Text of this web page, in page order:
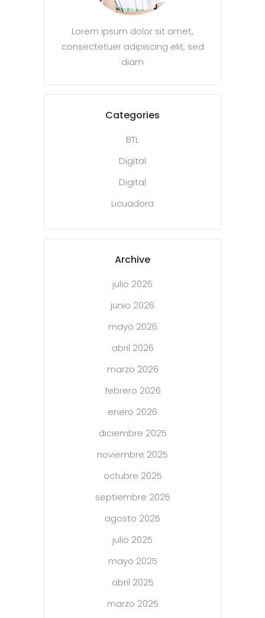
Lorem ipsum dolor sit amet,
consectetuer adipiscing elit, sed
diam
Categories
BTL
Digital
Digital
Licuadora
Archive
julio 2026
junio 2026
mayo 2026
abril 2026
marzo 2026
febrero 2026
enero 2026
diciembre 2025
noviembre 2025
octubre 2025
septiembre 2025
agosto 2025
julio 2025
mayo 2025
abril 2025
marzo 2025